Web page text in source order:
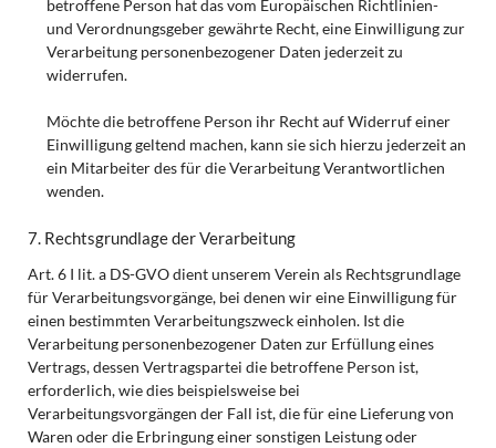
betroffene Person hat das vom Europäischen Richtlinien-
und Verordnungsgeber gewährte Recht, eine Einwilligung zur
Verarbeitung personenbezogener Daten jederzeit zu
widerrufen.
Möchte die betroffene Person ihr Recht auf Widerruf einer
Einwilligung geltend machen, kann sie sich hierzu jederzeit an
ein Mitarbeiter des für die Verarbeitung Verantwortlichen
wenden.
7. Rechtsgrundlage der Verarbeitung
Art. 6 I lit. a DS-GVO dient unserem Verein als Rechtsgrundlage
für Verarbeitungsvorgänge, bei denen wir eine Einwilligung für
einen bestimmten Verarbeitungszweck einholen. Ist die
Verarbeitung personenbezogener Daten zur Erfüllung eines
Vertrags, dessen Vertragspartei die betroffene Person ist,
erforderlich, wie dies beispielsweise bei
Verarbeitungsvorgängen der Fall ist, die für eine Lieferung von
Waren oder die Erbringung einer sonstigen Leistung oder